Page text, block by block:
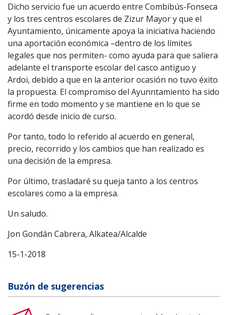
Dicho servicio fue un acuerdo entre Combibús-Fonseca
y los tres centros escolares de Zizur Mayor y que el
Ayuntamiento, únicamente apoya la iniciativa haciendo
una aportación económica –dentro de los límites
legales que nos permiten- como ayuda para que saliera
adelante el transporte escolar del casco antiguo y
Ardoi, debido a que en la anterior ocasión no tuvo éxito
la propuesta. El compromiso del Ayunntamiento ha sido
firme en todo momento y se mantiene en lo que se
acordó desde inicio de curso.
Por tanto, todo lo referido al acuerdo en general,
precio, recorrido y los cambios que han realizado es
una decisión de la empresa.
Por último, trasladaré su queja tanto a los centros
escolares como a la empresa.
Un saludo.
Jon Gondán Cabrera, Alkatea/Alcalde
15-1-2018
Buzón de sugerencias